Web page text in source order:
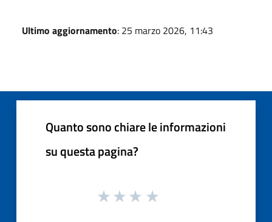
Ultimo aggiornamento: 25 marzo 2026, 11:43
Quanto sono chiare le informazioni
su questa pagina?